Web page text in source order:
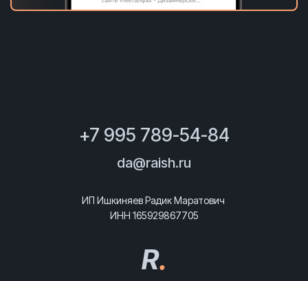
+7 995 789-54-84
da@raish.ru
ИП Ишкиняев Радик Маратович
ИНН 165929867705
R.